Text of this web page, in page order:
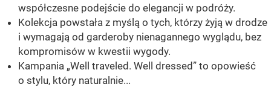
współczesne podejście do elegancji w podróży.
Kolekcja powstała z myślą o tych, którzy żyją w drodze
i wymagają od garderoby nienagannego wyglądu, bez
kompromisów w kwestii wygody.
Kampania „Well traveled. Well dressed” to opowieść
o stylu, który naturalnie...